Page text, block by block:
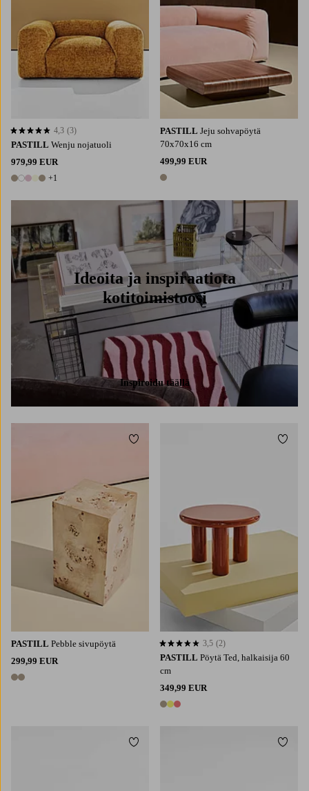
PASTILL Wenju nojatuoli
979,99 EUR
6 värejä
+1
4,3 perustuen 3 arvosanaan
4,3 (3)
Ideoita ja inspiraatiota
kotitoimistoosi
Inspiroidu täällä
PASTILL Jeju sohvapöytä
70x70x16 cm
499,99 EUR
1 väri
PASTILL Pebble sivupöytä
299,99 EUR
2 värejä
Lisää suosikkeihin
PASTILL Pöytä Ted, halkaisija 60
cm
349,99 EUR
3 värejä
3,5 perustuen 2 arvosanaan
3,5 (2)
Lisää
Lisää suosikkeihin Lisää